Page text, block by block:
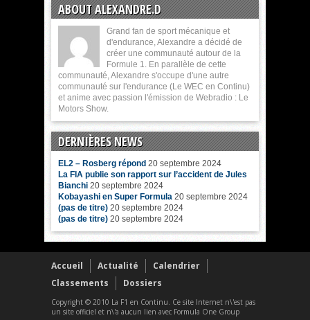
ABOUT ALEXANDRE.D
Grand fan de sport mécanique et
d'endurance, Alexandre a décidé de
créer une communauté autour de la
Formule 1. En parallèle de cette
communauté, Alexandre s'occupe d'une autre
communauté sur l'endurance (Le WEC en Continu)
et anime avec passion l'émission de Webradio : Le
Motors Show.
DERNIÈRES NEWS
EL2 – Rosberg répond 20 septembre 2024
La FIA publie son rapport sur l’accident de Jules
Bianchi 20 septembre 2024
Kobayashi en Super Formula 20 septembre 2024
(pas de titre) 20 septembre 2024
(pas de titre) 20 septembre 2024
Accueil Actualité
Calendrier
Classements
Dossiers
Copyright © 2010 La F1 en Continu. Ce site Internet n\'est pas
un site officiel et n\'a aucun lien avec Formula One Group